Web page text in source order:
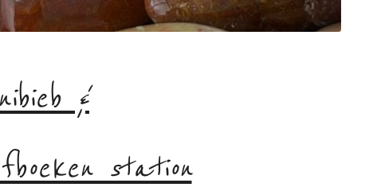
&
station